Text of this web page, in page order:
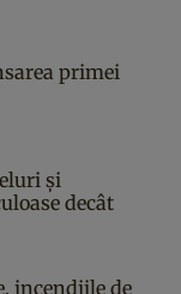
primei
și
decât
incendiile de